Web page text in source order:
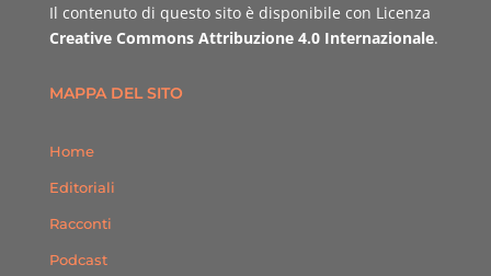
Il contenuto di questo sito è disponibile con Licenza
Creative Commons Attribuzione 4.0 Internazionale.
MAPPA DEL SITO
Home
Editoriali
Racconti
Podcast